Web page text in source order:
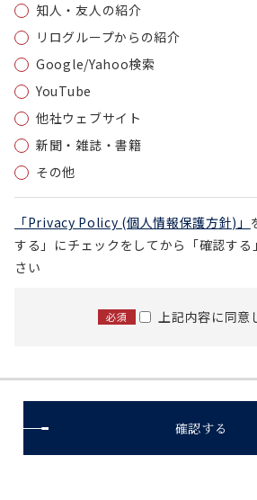
知人・友人の紹介
リログループからの紹介
Google/Yahoo検索
YouTube
他社ウェブサイト
新聞・雑誌・書籍
その他
「Privacy Policy (個人情報保護方針)」
する」にチェックをしてから「確認す
さい
必須 上記内容に同意